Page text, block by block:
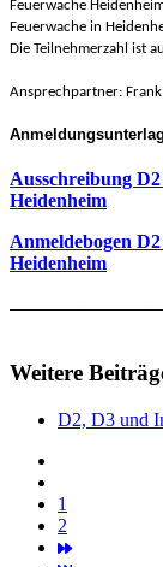
Feuerwache
Feuerwache in
Die Teilnehmerzahl ist
Ansprechpartner:
Ausschreibung
Heidenheim
Anmeldebogen
Heidenheim
Weitere
D2, D3 und
1
2